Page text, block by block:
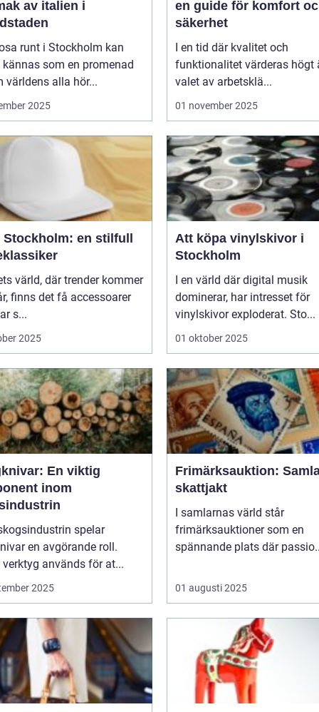
av italien i
runt i Stockholm kan
som en promenad
världens alla hör...
2025
en guide för komfort
säkerhet
I en tid där kvalitet och
funktionalitet värderas högt
valet av arbetsklä...
01 november 2025
Stockholm: en stilfull
värld, där trender kommer
finns det få accessoarer
s...
2025
Att köpa vinylskivor i
Stockholm
I en värld där digital musik
dominerar, har intresset för
vinylskivor exploderat. Sto...
01 oktober 2025
En viktig
inom
spelar
en avgörande roll.
verktyg används för at...
2025
Frimärksauktion:
skattjakt
I samlarnas värld står
frimärksauktioner som en
spännande plats där
01 augusti 2025